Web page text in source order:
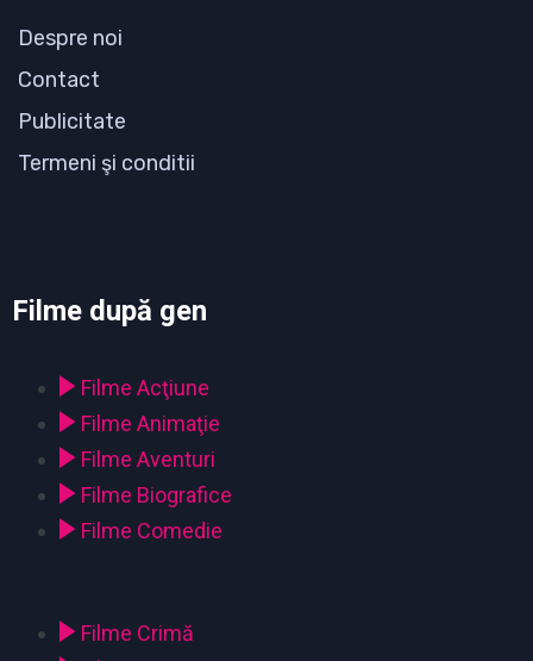
Despre noi
Contact
Publicitate
Termeni şi conditii
Filme după gen
Filme Acţiune
Filme Animaţie
Filme Aventuri
Filme Biografice
Filme Comedie
Filme Crimă